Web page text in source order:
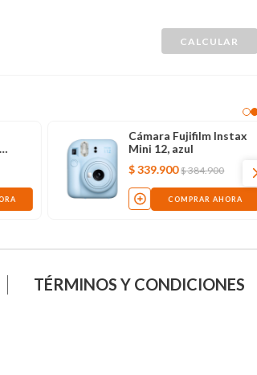
Cámara Fujifilm Instax
Mini 12, azul
$339.900 $384.900
COMPRAR AHORA
TÉRMINOS Y CONDICIONES